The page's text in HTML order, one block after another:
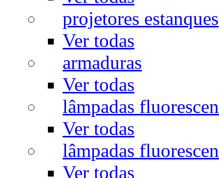
projetores estanques
Ver todas
armaduras
Ver todas
lâmpadas
Ver todas
lâmpadas
Ver todas